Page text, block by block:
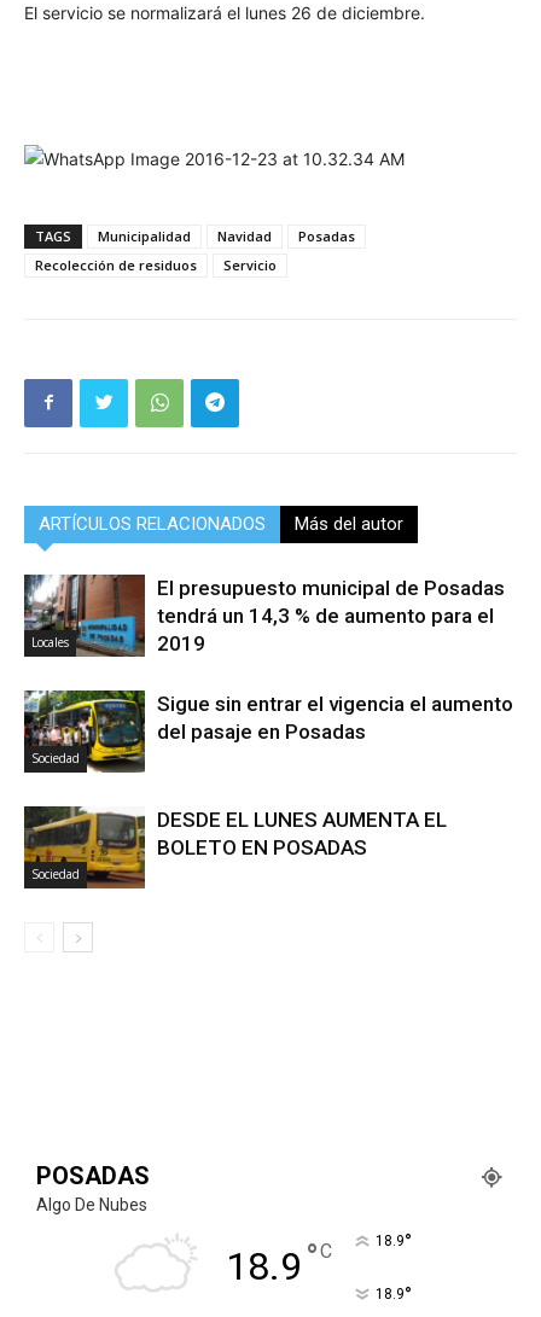
El servicio se normalizará el lunes 26 de diciembre.
TAGS Municipalidad Navidad
Posadas
Recolección de residuos
Servicio
ARTÍCULOS RELACIONADOS Más del autor
Locales
El presupuesto municipal de Posadas
tendrá un 14,3 % de aumento para el
2019
Sociedad
Sigue sin entrar el vigencia el aumento
del pasaje en Posadas
Sociedad
DESDE EL LUNES AUMENTA EL
BOLETO EN POSADAS
POSADAS
Algo De Nubes
18.9 °C 18.9°
18.9°